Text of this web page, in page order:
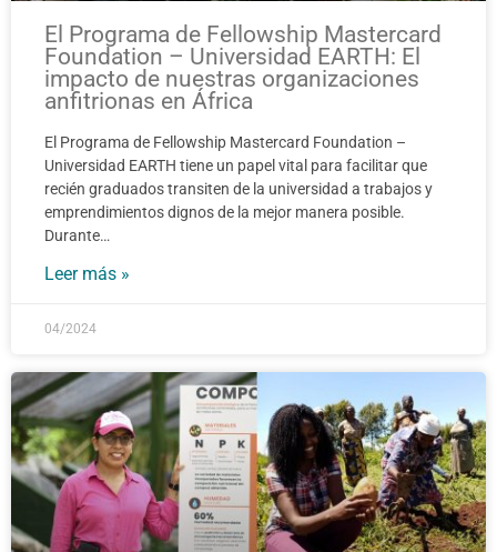
El Programa de Fellowship Mastercard
Foundation – Universidad EARTH: El
impacto de nuestras organizaciones
anfitrionas en África
El Programa de Fellowship Mastercard Foundation –
Universidad EARTH tiene un papel vital para facilitar que
recién graduados transiten de la universidad a trabajos y
emprendimientos dignos de la mejor manera posible.
Durante…
Leer más »
04/2024